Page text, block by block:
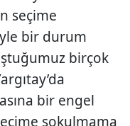
seçime
bir durum
birçok
bir engel
sokulmama